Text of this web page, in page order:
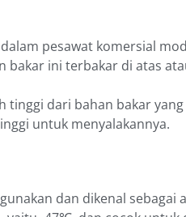
pesawat komersial
bakar ini terbakar di atas
tinggi dari bahan bakar
untuk menyalakannya.
dan dikenal sebagai